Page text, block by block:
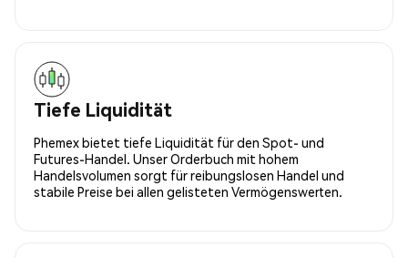
Tiefe Liquidität
Phemex bietet tiefe Liquidität für den Spot- und
Futures-Handel. Unser Orderbuch mit hohem
Handelsvolumen sorgt für reibungslosen Handel und
stabile Preise bei allen gelisteten Vermögenswerten.